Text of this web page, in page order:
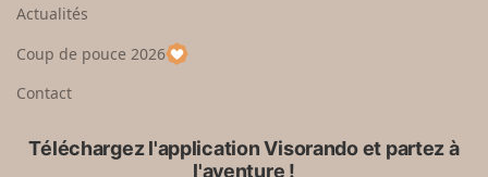
u
p
a
Actualités
Coup de pouce 2026
Contact
Téléchargez l'application Visorando et partez à
l'aventure !